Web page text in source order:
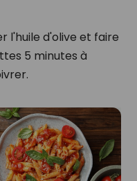
l'huile d'olive et faire
5 minutes à